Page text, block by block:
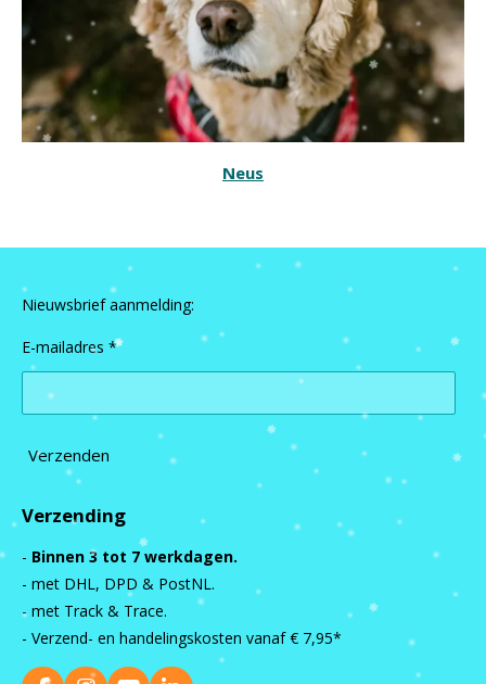
Neus
Nieuwsbrief aanmelding:
E-mailadres *
Verzenden
Verzending
- Binnen 3 tot 7 werkdagen.
- met DHL, DPD & PostNL.
- met Track & Trace.
- Verzend- en handelingskosten vanaf € 7,95*